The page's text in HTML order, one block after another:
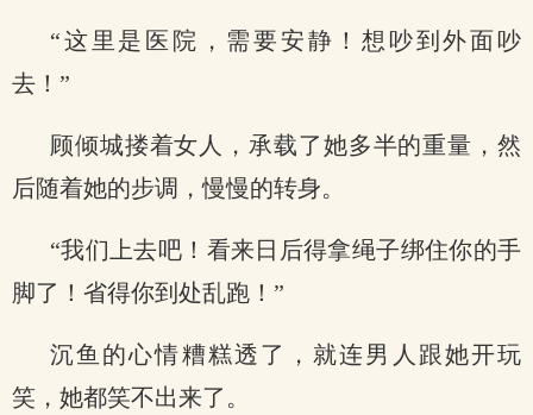
“这里是医院，需要安静！想吵到外面吵
去！”
顾倾城搂着女人，承载了她多半的重量，然
后随着她的步调，慢慢的转身。
“我们上去吧！看来日后得拿绳子绑住你的手
脚了！省得你到处乱跑！”
沉鱼的心情糟糕透了，就连男人跟她开玩
笑，她都笑不出来了。